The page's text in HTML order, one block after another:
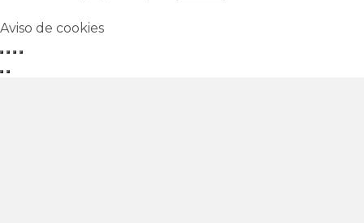
Aviso de cookies